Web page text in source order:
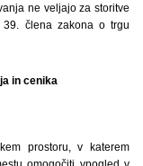
ne veljajo za storitve
člena zakona o trgu
in cenika
prostoru, v katerem